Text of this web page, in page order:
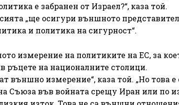
е забранен от Израел?“, каза той.
„ще осигури външното
и политика на сигурност“.
измерение на политиките на ЕС, за
ръцете на националните столици.
външно измерение“, каза той. „Но това е
Съюза във войната срещу Иран или по